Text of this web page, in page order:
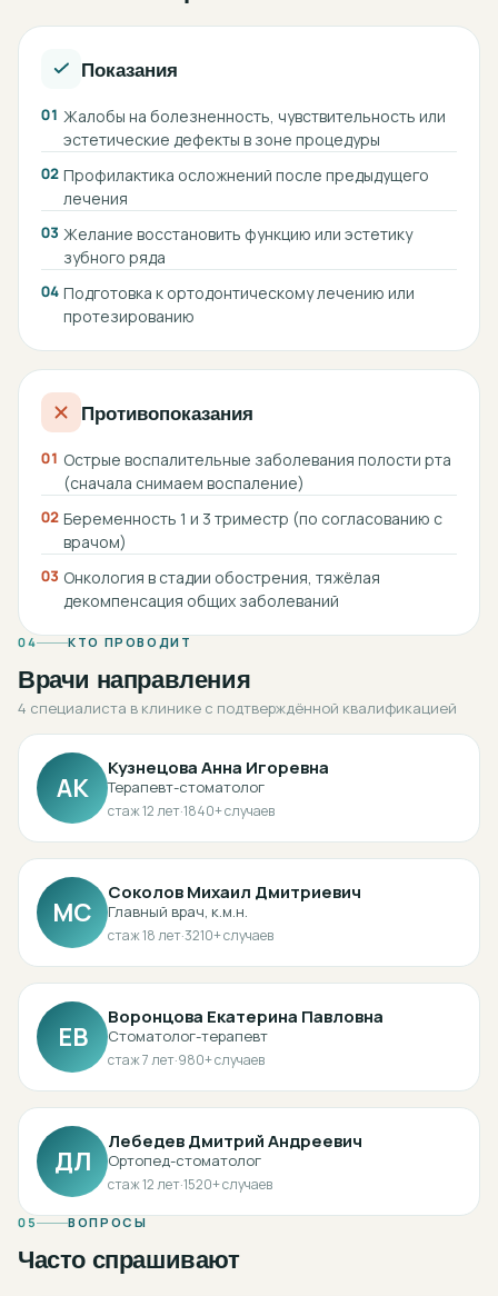
Показания
01 Жалобы на болезненность, чувствительность или
эстетические дефекты в зоне процедуры
02 Профилактика осложнений после предыдущего
лечения
03 Желание восстановить функцию или эстетику
зубного ряда
04 Подготовка к ортодонтическому лечению или
протезированию
Противопоказания
01 Острые воспалительные заболевания полости рта
(сначала снимаем воспаление)
02 Беременность 1 и 3 триместр (по согласованию с
врачом)
03 Онкология в стадии обострения, тяжёлая
декомпенсация общих заболеваний
04 КТО ПРОВОДИТ
Врачи направления
4 специалиста в клинике с подтверждённой квалификацией
АК
Кузнецова Анна Игоревна
Терапевт-стоматолог
стаж12лет·1840+ случаев
МС
Соколов Михаил Дмитриевич
Главный врач, к.м.н.
стаж18лет·3210+ случаев
ЕВ
Воронцова Екатерина Павловна
Стоматолог-терапевт
стаж7лет·980+ случаев
ДЛ
Лебедев Дмитрий Андреевич
Ортопед-стоматолог
стаж12лет·1520+ случаев
05 ВОПРОСЫ
Часто спрашивают